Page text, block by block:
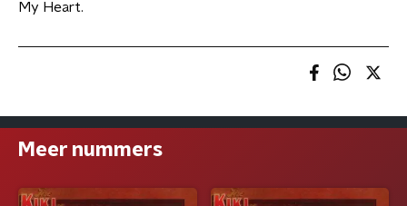
My Heart.
Meer nummers